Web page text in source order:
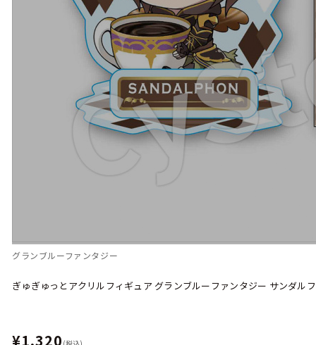
グランブルーファンタジー
ぎゅぎゅっとアクリルフィギュア グランブルーファンタジー サンダル
¥1,320